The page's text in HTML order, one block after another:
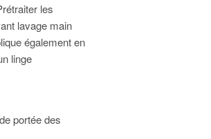
les
lavage main
également en
linge
portée des